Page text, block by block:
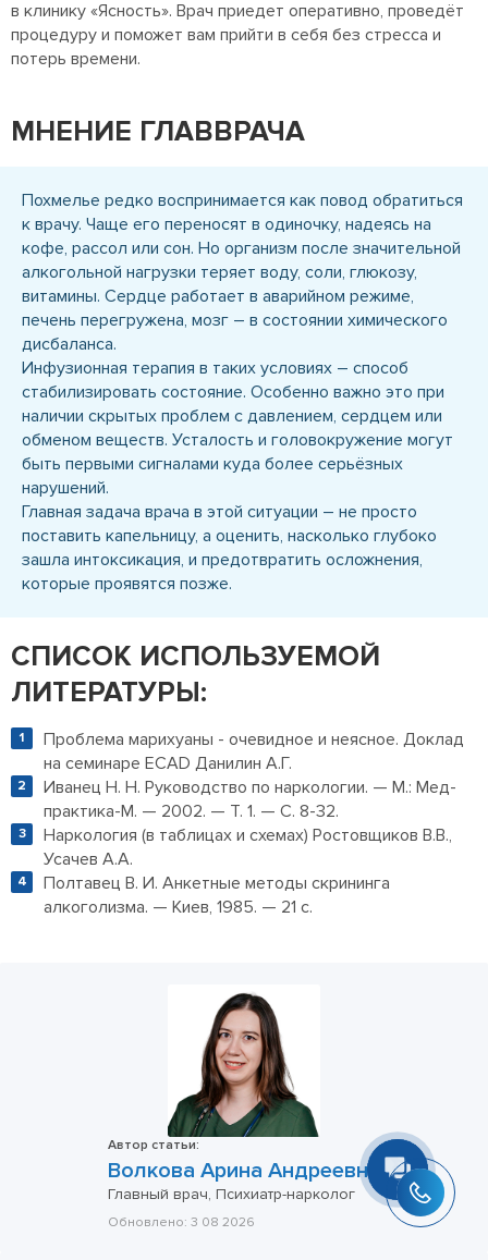
Антон Солодовников
Здравствуйте! Готов помочь
вам. Напишите мне, если у
вас появятся вопросы.
в клинику «Ясность». Врач приедет оперативно, проведёт
процедуру и поможет вам прийти в себя без стресса и
потерь времени.
МНЕНИЕ ГЛАВВРАЧА
Похмелье редко воспринимается как повод обратиться
к врачу. Чаще его переносят в одиночку, надеясь на
кофе, рассол или сон. Но организм после значительной
алкогольной нагрузки теряет воду, соли, глюкозу,
витамины. Сердце работает в аварийном режиме,
печень перегружена, мозг – в состоянии химического
дисбаланса.
Инфузионная терапия в таких условиях – способ
стабилизировать состояние. Особенно важно это при
наличии скрытых проблем с давлением, сердцем или
обменом веществ. Усталость и головокружение могут
быть первыми сигналами куда более серьёзных
нарушений.
Главная задача врача в этой ситуации – не просто
поставить капельницу, а оценить, насколько глубоко
зашла интоксикация, и предотвратить осложнения,
которые проявятся позже.
СПИСОК ИСПОЛЬЗУЕМОЙ
ЛИТЕРАТУРЫ:
Проблема марихуаны - очевидное и неясное. Доклад
на семинаре EСАD Данилин А.Г.
Иванец Н. Н. Руководство по наркологии. — М.: Мед-
практика-М. — 2002. — Т. 1. — С. 8-32.
Наркология (в таблицах и схемах) Ростовщиков В.В.,
Усачев А.А.
Полтавец В. И. Анкетные методы скрининга
алкоголизма. — Киев, 1985. — 21 с.
Автор статьи:
Волкова Арина Андреевна
Главный врач, Психиатр-нарколог
Обновлено: 3 08 2026